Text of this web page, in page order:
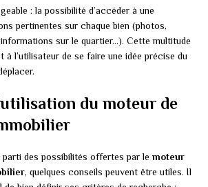
: la possibilité d’accéder à une
pertinentes sur chaque bien (photos,
sur le quartier…). Cette multitude
à l’utilisateur de se faire une idée précise du
du moteur de
des possibilités offertes par le moteur
, quelques conseils peuvent être utiles. Il